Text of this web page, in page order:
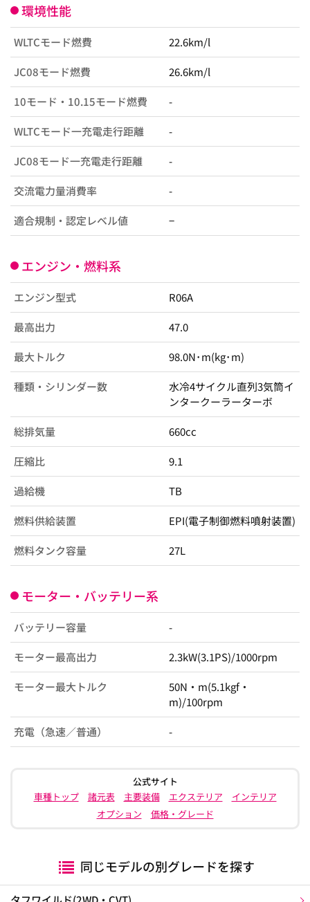
環境性能
WLTCモード燃費 22.6km/l
JC08モード燃費 26.6km/l
10モード・10.15モード燃費 -
WLTCモード一充電走行距離 -
JC08モード一充電走行距離 -
交流電力量消費率 -
適合規制・認定レベル値 −
エンジン・燃料系
エンジン型式 R06A
最高出力 47.0
最大トルク 98.0N･m(kg･m)
種類・シリンダー数
水冷4サイクル直列3気筒イ
ンタークーラーターボ
総排気量 660cc
圧縮比 9.1
過給機 TB
燃料供給装置 EPI(電子制御燃料噴射装置)
燃料タンク容量 27L
モーター・バッテリー系
バッテリー容量 -
モーター最高出力 2.3kW(3.1PS)/1000rpm
モーター最大トルク
50N・m(5.1kgf・
m)/100rpm
充電（急速／普通） -
公式サイト
車種トップ
諸元表 主要装備 エクステリア
インテリア
オプション
価格・グレード
同じモデルの別グレードを探す